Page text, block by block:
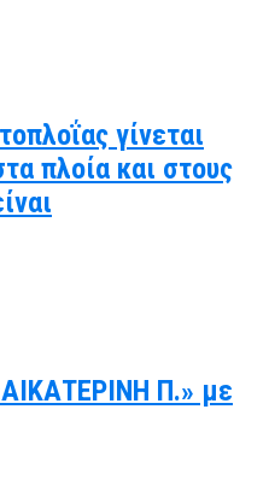
γίνεται
πλοία και στους
Π.» με